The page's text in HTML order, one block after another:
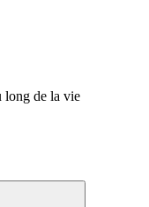
long de la vie